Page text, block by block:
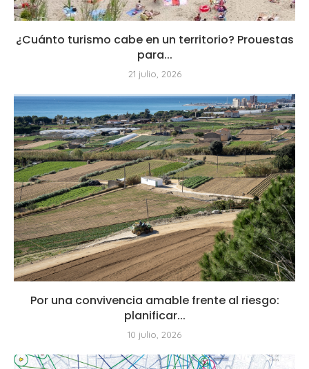
¿Cuánto turismo cabe en un territorio? Prouestas
para...
21 julio, 2026
Por una convivencia amable frente al riesgo:
planificar...
10 julio, 2026